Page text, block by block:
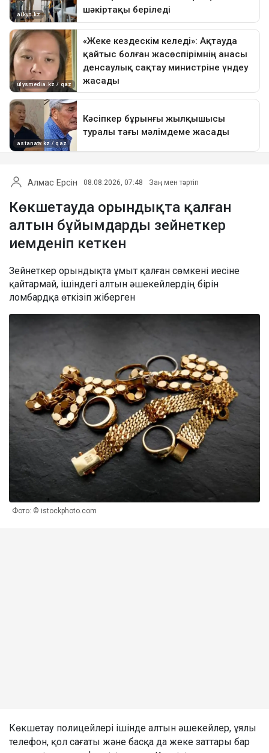
Алмас Ерсін 08.08.2026, 07:48 Заң мен тәртіп
Көкшетауда орындықта қалған
алтын бұйымдарды зейнеткер
иемденіп кеткен
Зейнеткер орындықта ұмыт қалған сөмкені иесіне
қайтармай, ішіндегі алтын әшекейлердің бірін
ломбардқа өткізіп жіберген
Фото: © istockphoto.com
Көкшетау полицейлері ішінде алтын әшекейлер, ұялы
телефон, қол сағаты және басқа да жеке заттары бар